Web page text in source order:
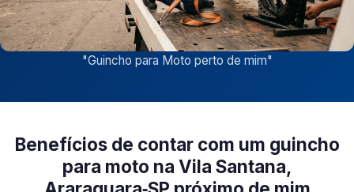
"Guincho para Moto perto de mim"
Benefícios de contar com um guincho
para moto na Vila Santana,